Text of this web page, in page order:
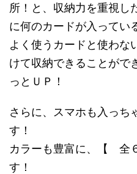
所！と、収納力を重視し
に何のカードが入ってい
よく使うカードと使わな
けて収納できることがで
っとＵＰ！
さらに、スマホも入っち
す！
カラーも豊富に、【 全
す！